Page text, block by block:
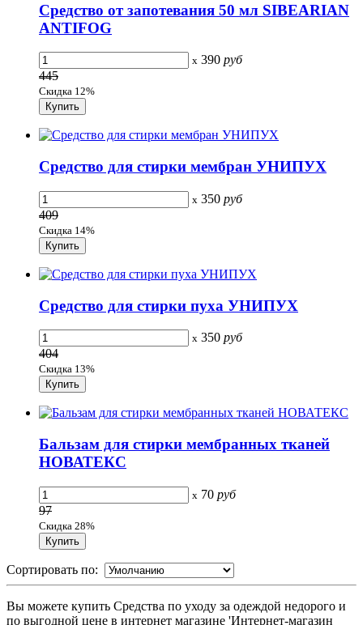
Средство от запотевания 50 мл SIBEARIAN
ANTIFOG
x 390 руб
445
Скидка 12%
Средство для стирки мембран УНИПУХ
x 350 руб
409
Скидка 14%
Средство для стирки пуха УНИПУХ
x 350 руб
404
Скидка 13%
Бальзам для стирки мембранных тканей
НОВАТЕКС
x 70 руб
97
Скидка 28%
Сортировать по:
Вы можете купить Средства по уходу за одеждой недорого и
по выгодной цене в интернет магазине 'Интернет-магазин